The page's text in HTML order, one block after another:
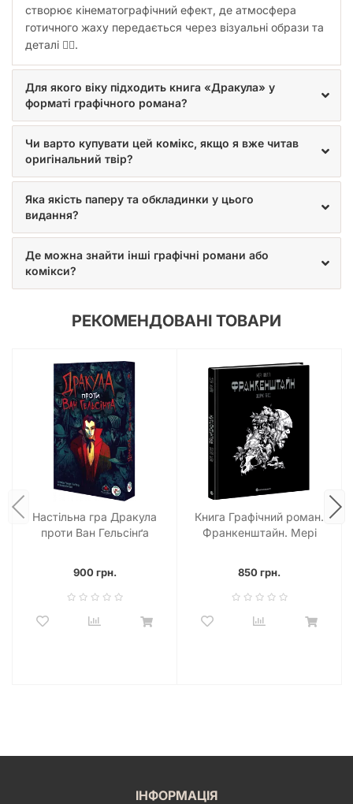
створює кінематографічний ефект, де атмосфера
готичного жаху передається через візуальні образи та
деталі 🧛‍♂️.
Для якого віку підходить книга «Дракула» у
форматі графічного романа?
Чи варто купувати цей комікс, якщо я вже читав
оригінальний твір?
Яка якість паперу та обкладинки у цього
видання?
Де можна знайти інші графічні романи або
комікси?
РЕКОМЕНДОВАНІ ТОВАРИ
Настільна гра Дракула
проти Ван Гельсінґа
900 грн.
Книга Графічний роман.
Франкенштайн. Мері
850 грн.
ІНФОРМАЦІЯ